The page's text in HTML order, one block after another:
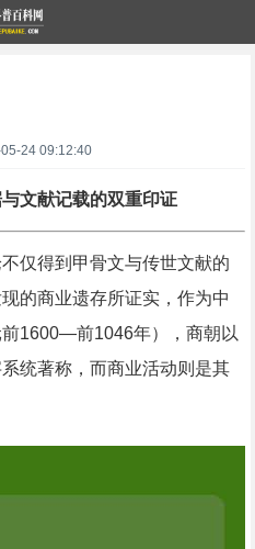
24 09:12:40
文献记载的双重印证
仅得到甲骨文与传世文献的
的商业遗存所证实，作为中
1600—前1046年），商朝以
统著称，而商业活动则是其